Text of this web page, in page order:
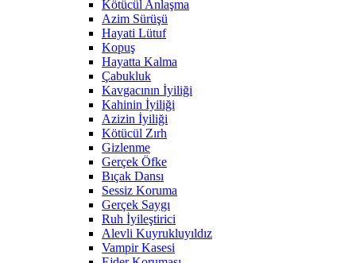
Kötücül Anlaşma
Azim Sürüşü
Hayati Lütuf
Kopuş
Hayatta Kalma
Çabukluk
Kavgacının İyiliği
Kahinin İyiliği
Azizin İyiliği
Kötücül Zırh
Gizlenme
Gerçek Öfke
Bıçak Dansı
Sessiz Koruma
Gerçek Saygı
Ruh İyileştirici
Alevli Kuyrukluyıldız
Vampir Kasesi